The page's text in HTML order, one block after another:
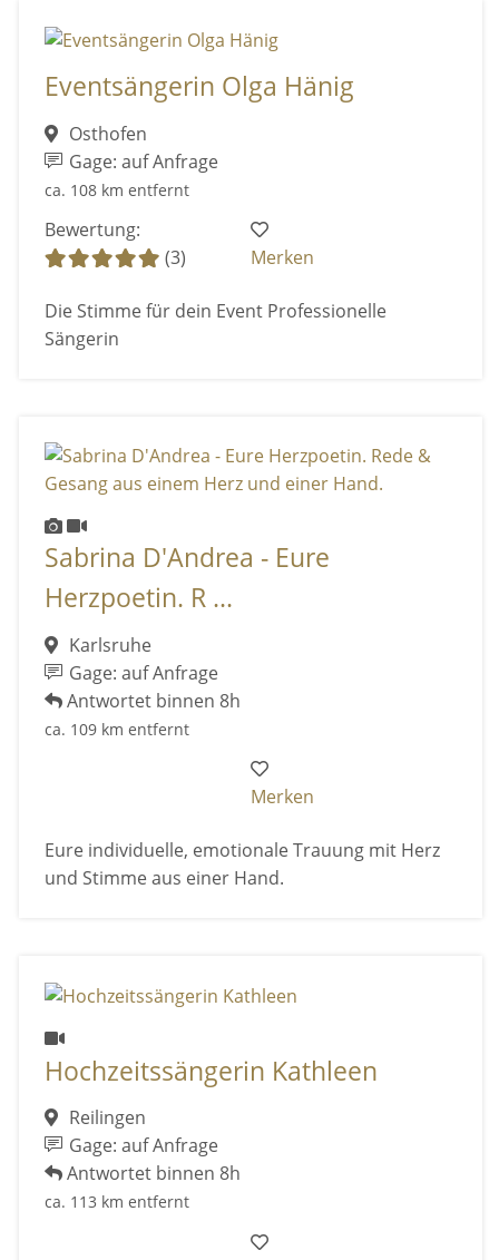
Eventsängerin Olga Hänig
Osthofen
Gage: auf Anfrage
ca. 108 km entfernt
Bewertung:
(3)
Merken
Die Stimme für dein Event Professionelle
Sängerin
Sabrina D'Andrea - Eure
Herzpoetin. R ...
Karlsruhe
Gage: auf Anfrage
Antwortet binnen 8h
ca. 109 km entfernt
Merken
Eure individuelle, emotionale Trauung mit Herz
und Stimme aus einer Hand.
Hochzeitssängerin Kathleen
Reilingen
Gage: auf Anfrage
Antwortet binnen 8h
ca. 113 km entfernt